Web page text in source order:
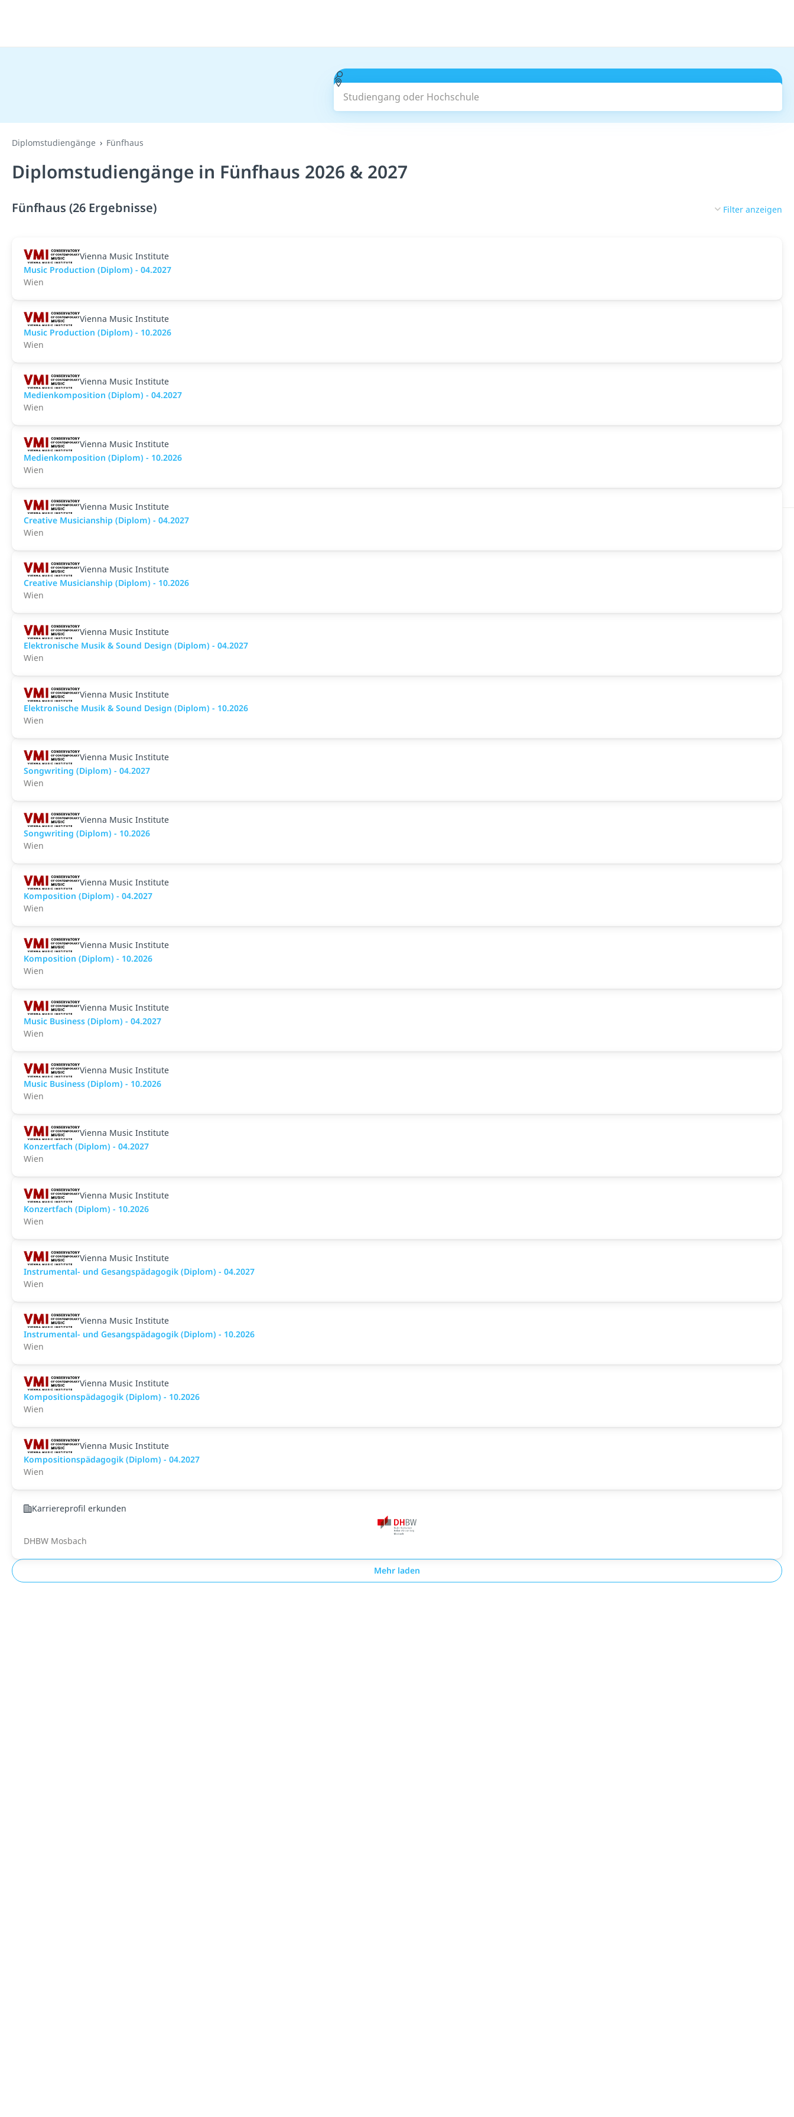
Studiengang oder Hochschule
Diplomstudiengänge Fünfhaus
Diplomstudiengänge in Fünfhaus 2026 & 2027
Fünfhaus (26 Ergebnisse) Filter anzeigen
Vienna Music Institute
Music Production (Diplom) - 04.2027
Wien
Vienna Music Institute
Music Production (Diplom) - 10.2026
Wien
Vienna Music Institute
Medienkomposition (Diplom) - 04.2027
Wien
Vienna Music Institute
Medienkomposition (Diplom) - 10.2026
Wien
Vienna Music Institute
Creative Musicianship (Diplom) - 04.2027
Wien
Vienna Music Institute
Creative Musicianship (Diplom) - 10.2026
Wien
Vienna Music Institute
Elektronische Musik & Sound Design (Diplom) - 04.2027
Wien
Vienna Music Institute
Elektronische Musik & Sound Design (Diplom) - 10.2026
Wien
Vienna Music Institute
Songwriting (Diplom) - 04.2027
Wien
Vienna Music Institute
Songwriting (Diplom) - 10.2026
Wien
Vienna Music Institute
Komposition (Diplom) - 04.2027
Wien
Vienna Music Institute
Komposition (Diplom) - 10.2026
Wien
Vienna Music Institute
Music Business (Diplom) - 04.2027
Wien
Vienna Music Institute
Music Business (Diplom) - 10.2026
Wien
Vienna Music Institute
Konzertfach (Diplom) - 04.2027
Wien
Vienna Music Institute
Konzertfach (Diplom) - 10.2026
Wien
Vienna Music Institute
Instrumental- und Gesangspädagogik (Diplom) - 04.2027
Wien
Vienna Music Institute
Instrumental- und Gesangspädagogik (Diplom) - 10.2026
Wien
Vienna Music Institute
Kompositionspädagogik (Diplom) - 10.2026
Wien
Vienna Music Institute
Kompositionspädagogik (Diplom) - 04.2027
Wien
Karriereprofil erkunden
DHBW Mosbach
Mehr laden